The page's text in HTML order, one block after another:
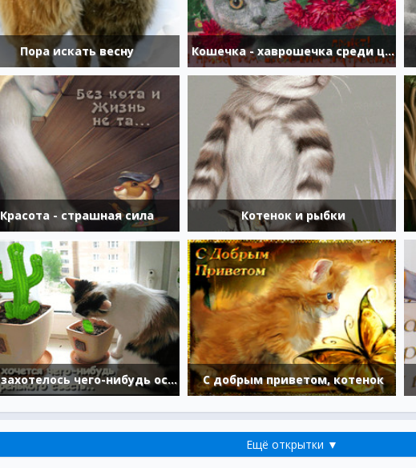
Пора искать весну Кошечка - хаврошечка среди цветов и бабочек
Красота - страшная сила Котенок и рыбки
Так захотелось чего-нибудь остренького съесть С добрым приветом, котенок
Ещё открытки ▼